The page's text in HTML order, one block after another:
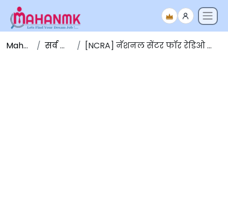
Maha NMK सर्व जाहिराती [NCRA] नॅशनल सेंटर फॉर रेडिओ अॅस्ट्रोफिजिक्स भरती 2025